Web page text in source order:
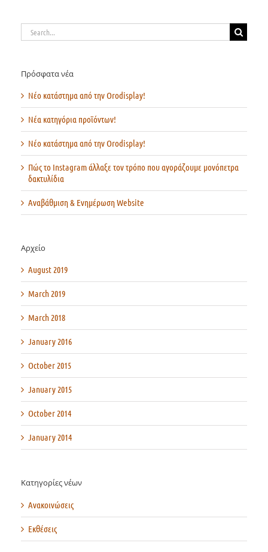
Search
for:
Πρόσφατα νέα
Νέο κατάστημα από την Orodisplay!
Νέα κατηγόρια προϊόντων!
Νέο κατάστημα από την Orodisplay!
Πώς το Instagram άλλαξε τον τρόπο που αγοράζουμε μονόπετρα
δακτυλίδια
Αναβάθμιση & Ενημέρωση Website
Αρχείο
August 2019
March 2019
March 2018
January 2016
October 2015
January 2015
October 2014
January 2014
Κατηγορίες νέων
Ανακοινώσεις
Εκθέσεις